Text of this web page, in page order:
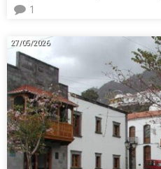
1
27/05/2026